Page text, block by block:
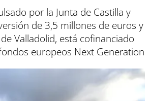
por la Junta de Castilla y
de 3,5 millones de euros y
Valladolid, está cofinanciado
europeos Next Generation